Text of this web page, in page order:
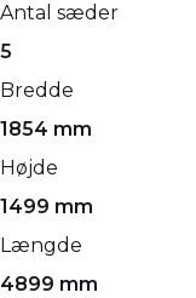
Antal sæder
5
Bredde
1854 mm
Højde
1499 mm
Længde
4899 mm